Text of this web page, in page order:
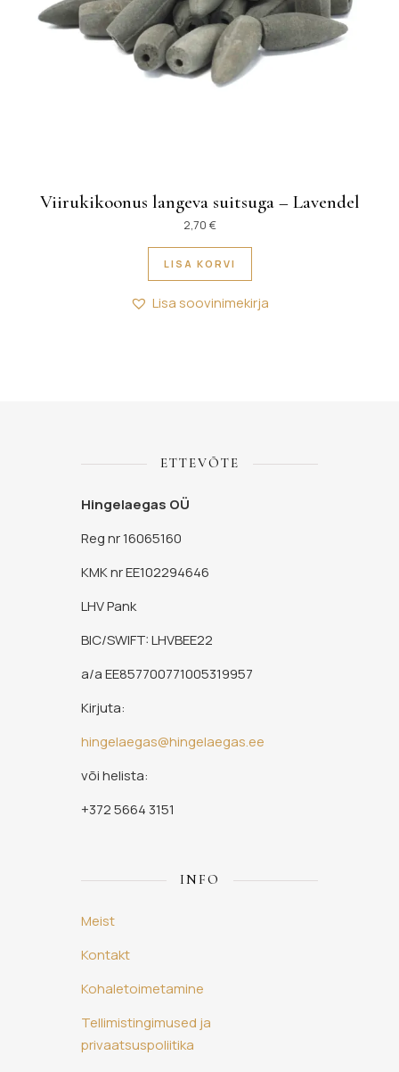
Viirukikoonus langeva suitsuga – Lavendel
2,70 €
LISA KORVI
Lisa soovinimekirja
ETTEVÕTE
Hingelaegas OÜ
Reg nr 16065160
KMK nr EE102294646
LHV Pank
BIC/SWIFT: LHVBEE22
a/a EE857700771005319957
Kirjuta:
hingelaegas@hingelaegas.ee
või helista:
+372 5664 3151
INFO
Meist
Kontakt
Kohaletoimetamine
Tellimistingimused ja
privaatsuspoliitika